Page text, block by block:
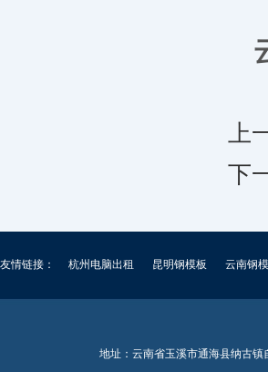
上
下
友情链接： 杭州电脑出租 昆明钢模板 云南钢
地址：云南省玉溪市通海县纳